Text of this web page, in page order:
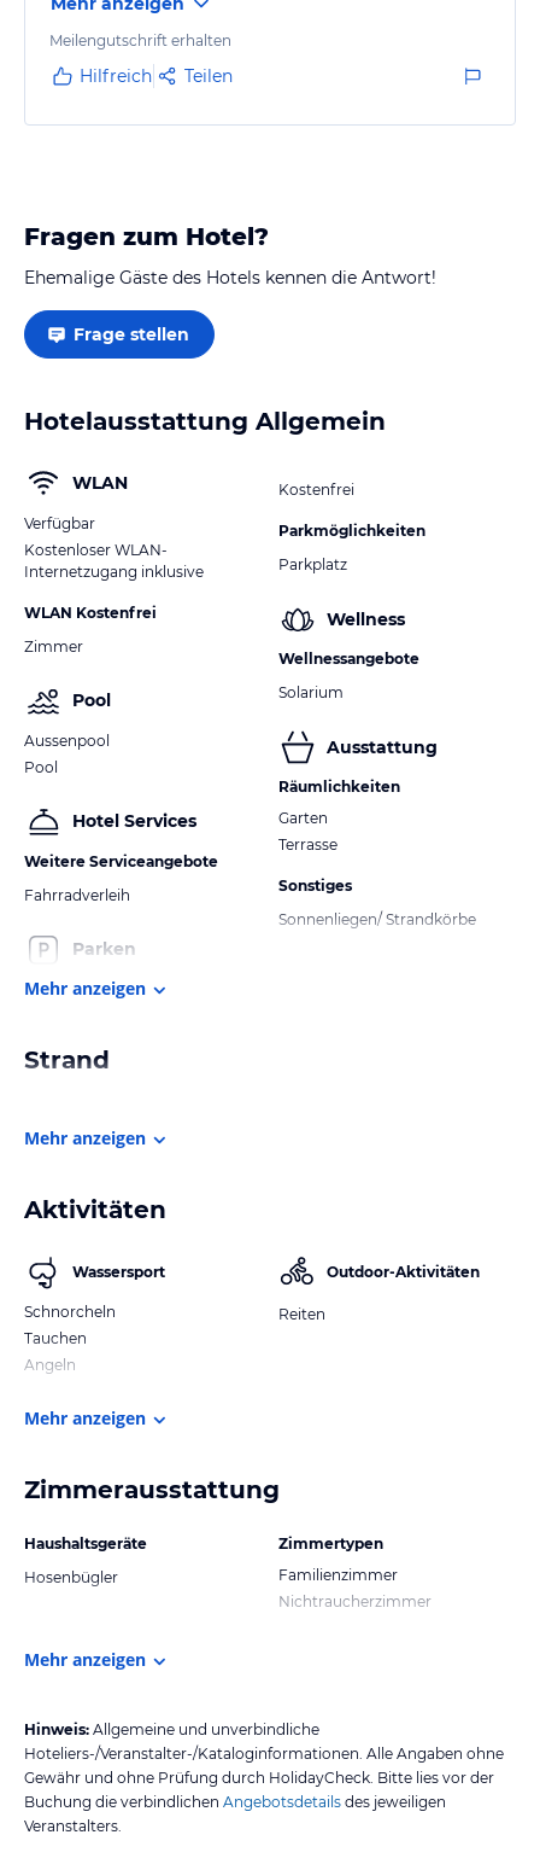
Meilengutschrift erhalten
Hilfreich Teilen
Fragen zum Hotel?
Ehemalige Gäste des Hotels kennen die Antwort!
Frage stellen
Hotelausstattung Allgemein
WLAN
Verfügbar
Kostenloser WLAN-
Internetzugang inklusive
WLAN Kostenfrei
Zimmer
Pool
Aussenpool
Pool
Hotel Services
Weitere Serviceangebote
Fahrradverleih
Parken
Kostenfrei
Parkmöglichkeiten
Parkplatz
Wellness
Wellnessangebote
Solarium
Ausstattung
Räumlichkeiten
Garten
Terrasse
Sonstiges
Sonnenliegen/ Strandkörbe
Mehr anzeigen
Strand
Mehr anzeigen
Aktivitäten
Wassersport
Schnorcheln
Tauchen
Angeln
Outdoor-Aktivitäten
Reiten
Mehr anzeigen
Zimmerausstattung
Haushaltsgeräte
Hosenbügler
Zimmertypen
Familienzimmer
Nichtraucherzimmer
Mehr anzeigen
Hinweis: Allgemeine und unverbindliche
Hoteliers-/Veranstalter-/Kataloginformationen. Alle Angaben ohne
Gewähr und ohne Prüfung durch HolidayCheck. Bitte lies vor der
Buchung die verbindlichen Angebotsdetails des jeweiligen
Veranstalters.